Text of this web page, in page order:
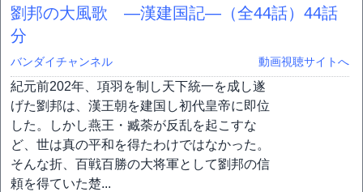
劉邦の大風歌 ―漢建国記―（全44話） 44話
分
バンダイチャンネル 動画視聴サイトへ
紀元前202年、項羽を制し天下統一を成し遂
げた劉邦は、漢王朝を建国し初代皇帝に即位
した。しかし燕王・臧荼が反乱を起こすな
ど、世は真の平和を得たわけではなかった。
そんな折、百戦百勝の大将軍として劉邦の信
頼を得ていた楚...